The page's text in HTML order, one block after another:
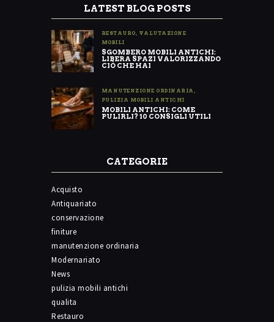
LATEST BLOG POSTS
RESTAURO
VALUTAZIONE
MOBILI
SGOMBERO MOBILI ANTICHI:
LIBERA SPAZI VALORIZZANDO
CIÒ CHE HAI
MANUTENZIONE ORDINARIA
PULIZIA MOBILI ANTICHI
MOBILI ANTICHI: COME
PULIRLI? 10 CONSIGLI UTILI
CATEGORIE
Acquisto
Antiquariato
conservazione
finiture
manutenzione ordinaria
Modernariato
News
pulizia mobili antichi
qualita
Restauro